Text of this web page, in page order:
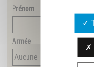
Prénom
Armée